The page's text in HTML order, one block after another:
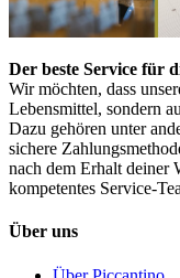
Der beste Service für
Wir möchten, dass
Lebensmittel, sondern
Dazu gehören unter
sichere
nach dem Erhalt deiner
kompetentes Service-
Über uns